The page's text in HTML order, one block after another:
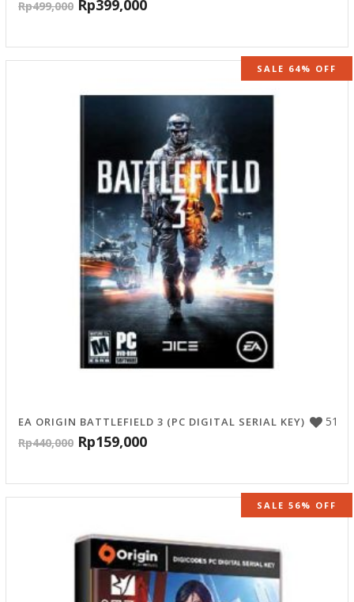
Rp499,000 Rp399,000
SALE 64% OFF
51
EA ORIGIN BATTLEFIELD 3 (PC DIGITAL SERIAL KEY)
Rp440,000 Rp159,000
SALE 56% OFF